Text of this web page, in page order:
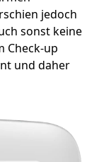
jedoch
sonst keine
Check-up
und daher